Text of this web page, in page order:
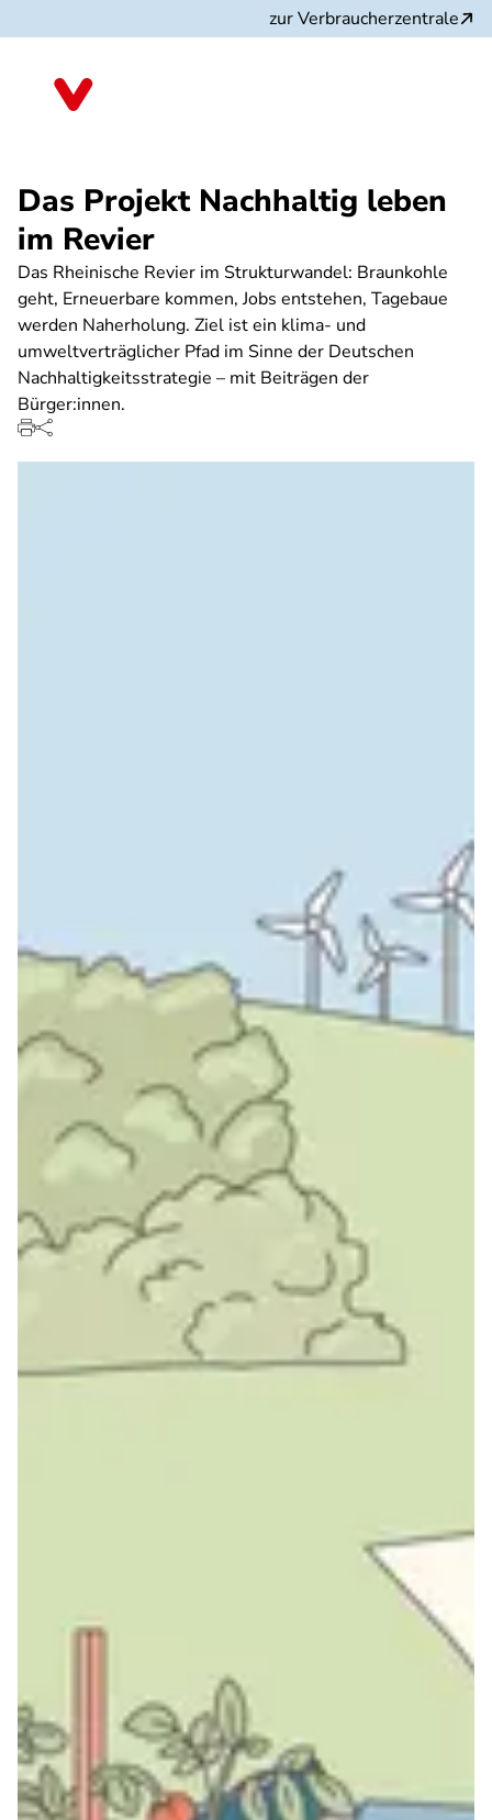
zum
zur Verbraucherzentrale
Das Projekt Nachhaltig leben
im Revier
Das Rheinische Revier im Strukturwandel: Braunkohle
geht, Erneuerbare kommen, Jobs entstehen, Tagebaue
werden Naherholung. Ziel ist ein klima- und
umweltverträglicher Pfad im Sinne der Deutschen
Nachhaltigkeitsstrategie – mit Beiträgen der
Bürger:innen.